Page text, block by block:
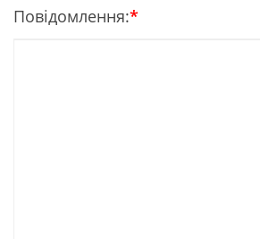
Повідомлення:*